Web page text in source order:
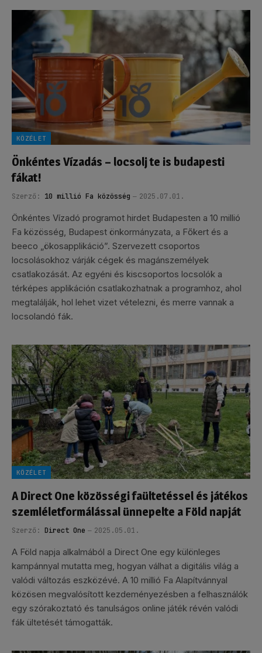
KÖZÉLET
Önkéntes Vízadás – locsolj te is budapesti
fákat!
Szerző: 10 millió Fa közösség 2025.07.01.
Önkéntes Vízadó programot hirdet Budapesten a 10 millió
Fa közösség, Budapest önkormányzata, a Főkert és a
beeco „ökosapplikáció”. Szervezett csoportos
locsolásokhoz várják cégek és magánszemélyek
csatlakozását. Az egyéni és kiscsoportos locsolók a
térképes applikáción csatlakozhatnak a programhoz, ahol
megtalálják, hol lehet vizet vételezni, és merre vannak a
locsolandó fák.
KÖZÉLET
A Direct One közösségi faültetéssel és játékos
szemléletformálással ünnepelte a Föld napját
Szerző: Direct One 2025.05.01.
A Föld napja alkalmából a Direct One egy különleges
kampánnyal mutatta meg, hogyan válhat a digitális világ a
valódi változás eszközévé. A 10 millió Fa Alapítvánnyal
közösen megvalósított kezdeményezésben a felhasználók
egy szórakoztató és tanulságos online játék révén valódi
fák ültetését támogatták.